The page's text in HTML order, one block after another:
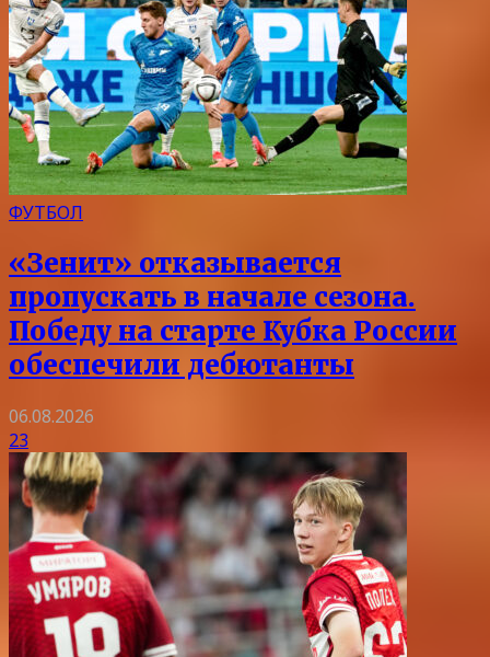
ФУТБОЛ
«Зенит» отказывается
пропускать в начале сезона.
Победу на старте Кубка России
обеспечили дебютанты
06.08.2026
23